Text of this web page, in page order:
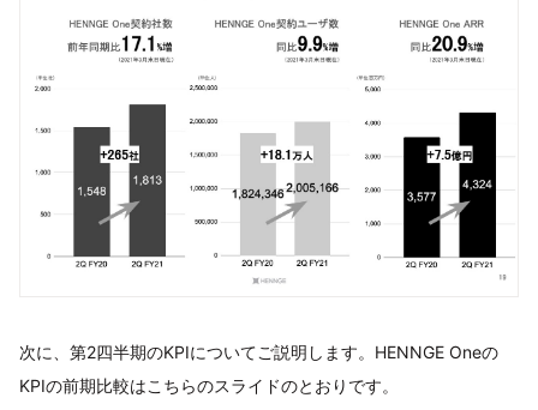
次に、第2四半期のKPIについてご説明します。HENNGE Oneの
KPIの前期比較はこちらのスライドのとおりです。